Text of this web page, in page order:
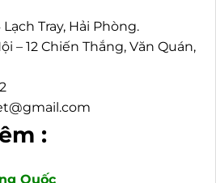
Tray, Hải Phòng.
– 12 Chiến Thắng, Văn Quán,
:
Quốc